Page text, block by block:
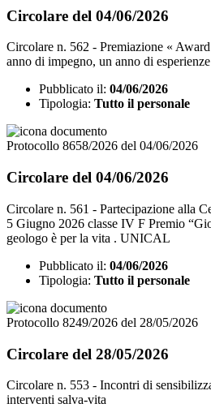
Circolare del 04/06/2026
Circolare n. 562 - Premiazione «
anno di impegno, un anno di
Pubblicato il: 04/06/2026
Tipologia: Tutto il personale
Protocollo 8658/2026 del 04/06/2026
Circolare del 04/06/2026
Circolare n. 561 - Partecipazione alla
5 Giugno 2026 classe IV F Premio
geologo è per la vita . UNICAL
Pubblicato il: 04/06/2026
Tipologia: Tutto il personale
Protocollo 8249/2026 del 28/05/2026
Circolare del 28/05/2026
Circolare n. 553 - Incontri di
interventi salva-vita